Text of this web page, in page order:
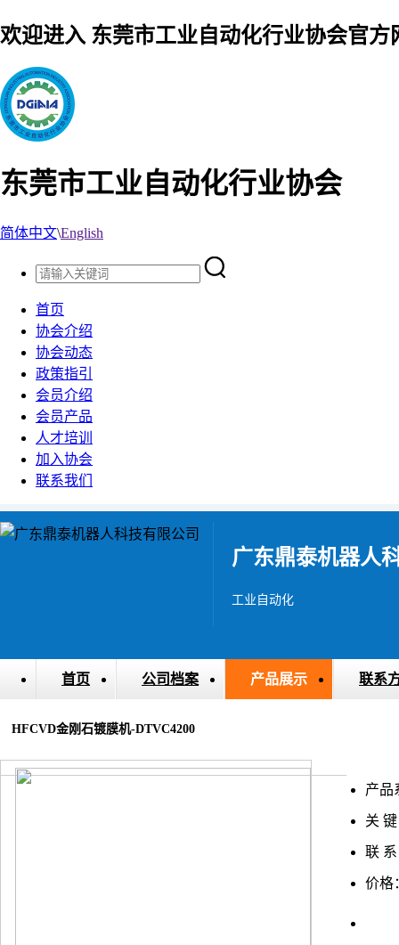
欢迎进入 东莞市工业自动化行业协会官方
东莞市工业自动化行业协会
简体中文\English
首页
协会介绍
协会动态
政策指引
会员介绍
会员产品
人才培训
加入协会
联系我们
广东鼎泰机器人
工业自动化
首页 公司档案 产品展示 联系
HFCVD金刚石镀膜机-DTVC4200
产品
关
联
价格